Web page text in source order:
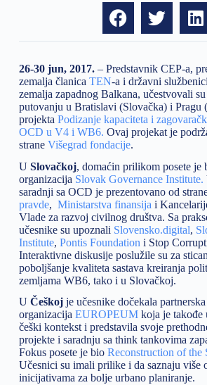
26-30 jun, 2017.– Predstavnik CEP-a,
zemalja članica TEN-a i državni
zemalja zapadnog Balkana, učestvovali
putovanju u Bratislavi (Slovačka) i Pragu
projekta Podizanje kapaciteta i
OCD u V4 i WB6. Ovaj projekat je
strane Višegrad fondacije.
U Slovačkoj, domaćin prilikom posete je
organizacija Slovak Governance Institute.
saradnji sa OCD je prezentovano od
pravde, Ministarstva finansija i
Vlade za razvoj civilnog društva. Sa
učesnike su upoznali Slovensko.digital,
Institute, Pontis Foundation i Stop
Interaktivne diskusije poslužile su za
poboljšanje kvaliteta sastava kreiranja
zemljama WB6, tako i u Slovačkoj.
U Češkojje učesnike dočekala partnerska
organizacija EUROPEUM koja je takođe
češki kontekst i predstavila svoje
projekte i saradnju sa think tankovima
Fokus posete je bio Reconstruction of the
Učesnici su imali prilike i da saznaju više
inicijativama za bolje urbano planiranje.